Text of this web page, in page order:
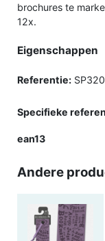
brochures te
12x.
Eigenschappen
Referentie: SP320
Specifieke
ean13
Andere